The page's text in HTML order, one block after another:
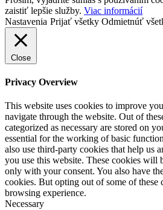
zaistiť lepšie služby. Viac informácií
Nastavenia Prijať všetky Odmietnúť
Close
Privacy Overview
This website uses cookies to improve
navigate through the website. Out of
categorized as necessary are stored on
essential for the working of basic
also use third-party cookies that help us
you use this website. These cookies will
only with your consent. You also have
cookies. But opting out of some of these
browsing experience.
Necessary